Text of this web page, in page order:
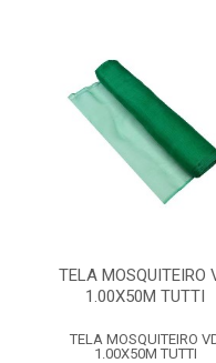
TELA MOSQUITEIRO
1.00X50M TUTTI
TELA MOSQUITEIRO
1.00X50M TUTTI